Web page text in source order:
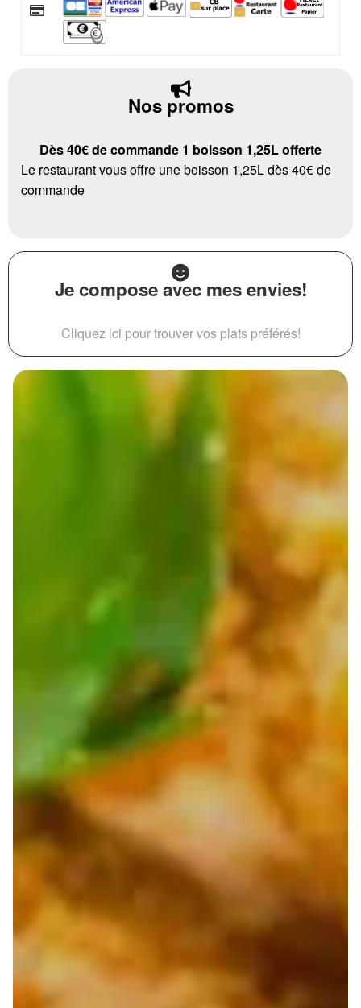
Nos promos
Dès 40€ de commande 1 boisson 1,25L offerte
Le restaurant vous offre une boisson 1,25L dès 40€ de
commande
Je compose avec mes envies!
Cliquez ici pour trouver vos plats préférés!